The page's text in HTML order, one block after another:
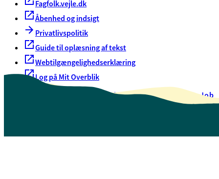
Fagfolk.vejle.dk
Åbenhed og indsigt
Privatlivspolitik
Guide til oplæsning af tekst
Webtilgængelighedserklæring
Log på Mit Overblik
Oversigt over selvbetjeningJob